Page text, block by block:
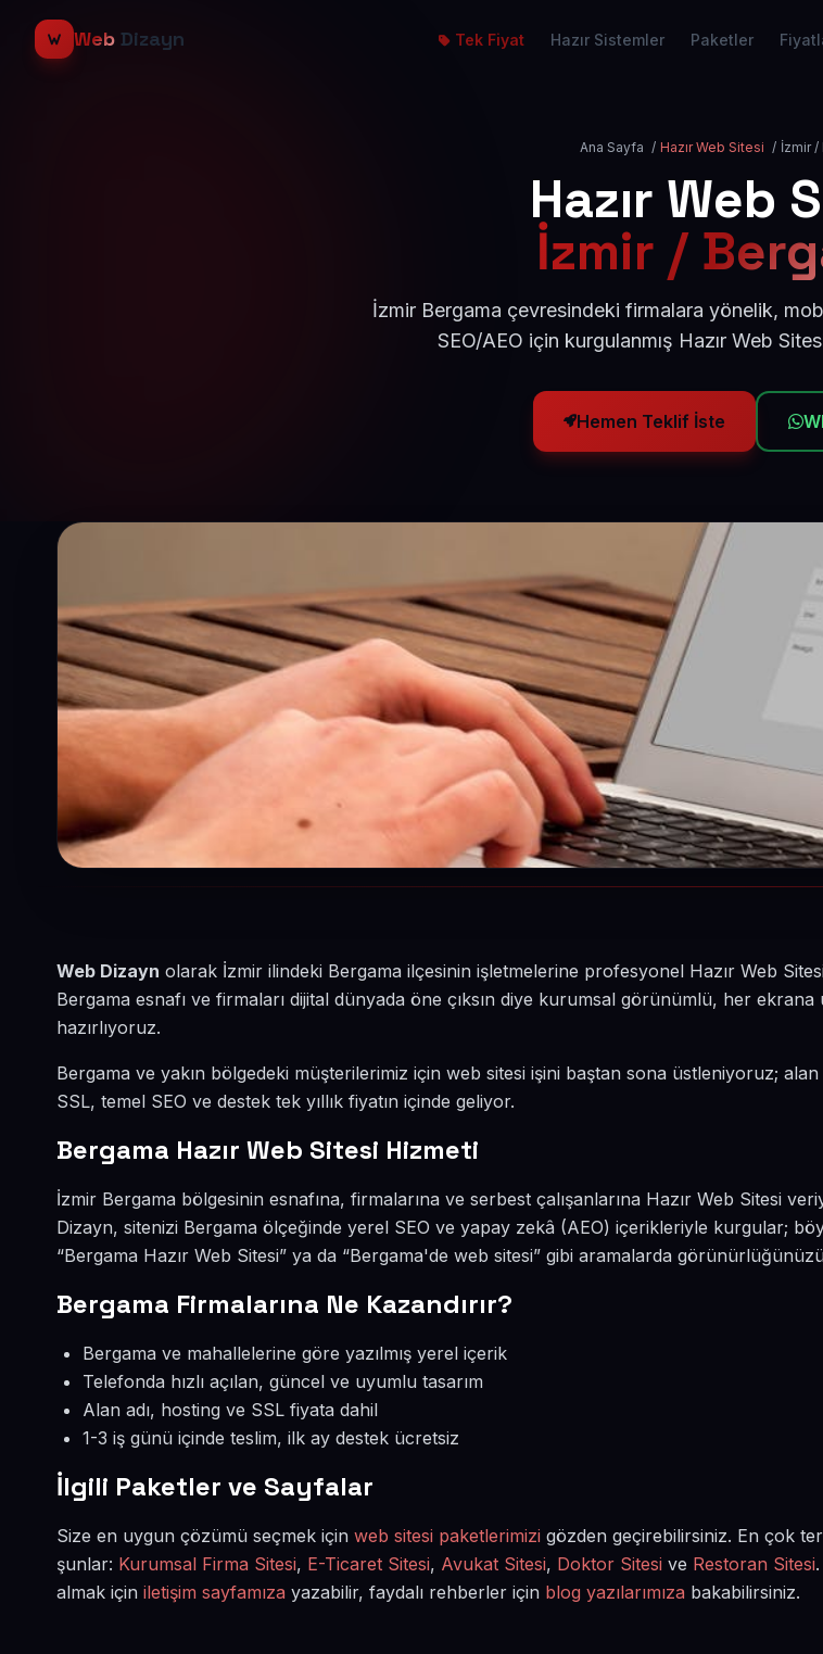
Web Dizayn Tek Fiyat Hazır Sistemler Paketler
Ana Sayfa / Hazır Web Sitesi / İzmir /
Hazır Web
İzmir /
İzmir Bergama çevresindeki firmalara yönelik,
SEO/AEO için kurgulanmış Hazır Web
Hemen Teklif İste
Web Dizayn olarak İzmir ilindeki Bergama ilçesinin işletmelerine profesyonel Hazır Web
Bergama esnafı ve firmaları dijital dünyada öne çıksın diye kurumsal görünümlü, her
hazırlıyoruz.
Bergama ve yakın bölgedeki müşterilerimiz için web sitesi işini baştan sona üstleniyoruz; alan
SSL, temel SEO ve destek tek yıllık fiyatın içinde geliyor.
Bergama Hazır Web Sitesi Hizmeti
İzmir Bergama bölgesinin esnafına, firmalarına ve serbest çalışanlarına Hazır Web Sitesi
Dizayn, sitenizi Bergama ölçeğinde yerel SEO ve yapay zekâ (AEO) içerikleriyle kurgular;
“Bergama Hazır Web Sitesi” ya da “Bergama'de web sitesi” gibi aramalarda görünürlüğünüzü
Bergama Firmalarına Ne Kazandırır?
Bergama ve mahallelerine göre yazılmış yerel içerik
Telefonda hızlı açılan, güncel ve uyumlu tasarım
Alan adı, hosting ve SSL fiyata dahil
1-3 iş günü içinde teslim, ilk ay destek ücretsiz
İlgili Paketler ve Sayfalar
Size en uygun çözümü seçmek için web sitesi paketlerimizi gözden geçirebilirsiniz. En çok
şunlar: Kurumsal Firma Sitesi, E-Ticaret Sitesi, Avukat Sitesi, Doktor Sitesi ve Restoran Sitesi
almak için iletişim sayfamıza yazabilir, faydalı rehberler için blog yazılarımıza bakabilirsiniz.